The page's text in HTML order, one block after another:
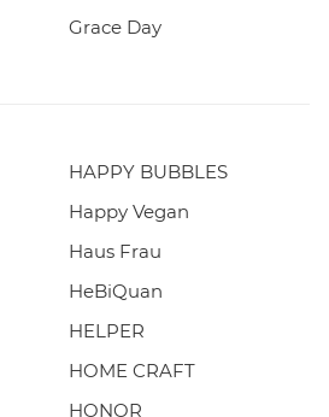
Grace Day
HAPPY BUBBLES
Happy Vegan
Haus Frau
HeBiQuan
HELPER
HOME CRAFT
HONOR